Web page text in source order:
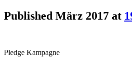
Published März 2017 at
Pledge Kampagne